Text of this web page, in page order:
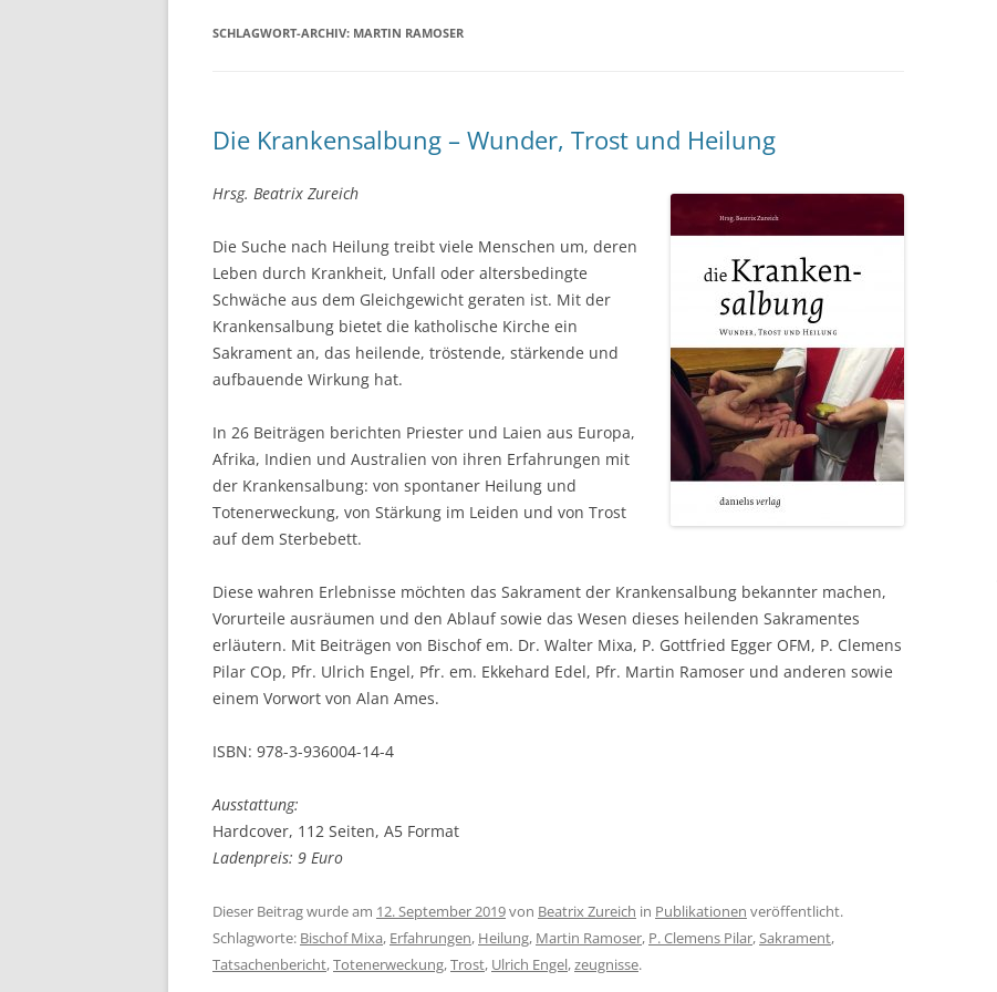
SCHLAGWORT-ARCHIV: MARTIN RAMOSER
Die Krankensalbung – Wunder, Trost und Heilung
Hrsg. Beatrix Zureich
Die Suche nach Heilung treibt viele Menschen um, deren
Leben durch Krankheit, Unfall oder altersbedingte
Schwäche aus dem Gleichgewicht geraten ist. Mit der
Krankensalbung bietet die katholische Kirche ein
Sakrament an, das heilende, tröstende, stärkende und
aufbauende Wirkung hat.
In 26 Beiträgen berichten Priester und Laien aus Europa,
Afrika, Indien und Australien von ihren Erfahrungen mit
der Krankensalbung: von spontaner Heilung und
Totenerweckung, von Stärkung im Leiden und von Trost
auf dem Sterbebett.
Diese wahren Erlebnisse möchten das Sakrament der Krankensalbung bekannter machen,
Vorurteile ausräumen und den Ablauf sowie das Wesen dieses heilenden Sakramentes
erläutern. Mit Beiträgen von Bischof em. Dr. Walter Mixa, P. Gottfried Egger OFM, P. Clemens
Pilar COp, Pfr. Ulrich Engel, Pfr. em. Ekkehard Edel, Pfr. Martin Ramoser und anderen sowie
einem Vorwort von Alan Ames.
ISBN: 978-3-936004-14-4
Ausstattung:
Hardcover, 112 Seiten, A5 Format
Ladenpreis: 9 Euro
Dieser Beitrag wurde am 12. September 2019von Beatrix Zureich in Publikationen veröffentlicht.
Schlagworte: Bischof Mixa, Erfahrungen, Heilung, Martin Ramoser, P. Clemens Pilar,Sakrament,
Tatsachenbericht,Totenerweckung,Trost, Ulrich Engel,zeugnisse.